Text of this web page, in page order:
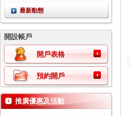
最新動態
開設帳戶
開戶表格
預約開戶
推廣優惠及活動